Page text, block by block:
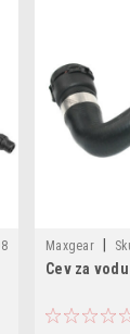
Maxgear
DWB104TT /
11537572158
Cev za